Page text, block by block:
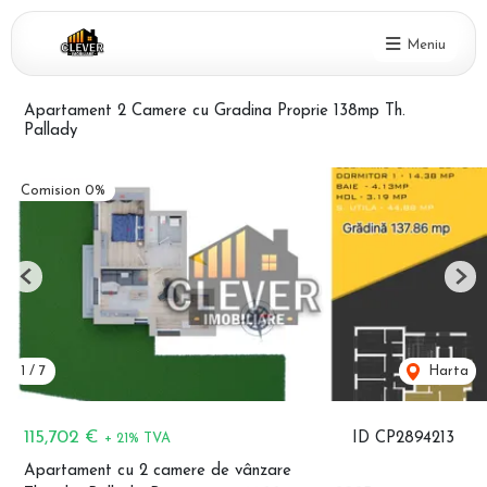
Meniu
Apartament 2 Camere cu Gradina Proprie 138mp Th.
Pallady
ID CP2894213
115,702 € + 21% TVA
Apartament cu 2 camere de vânzare
Comision 0%
1 / 7 Harta
Previous